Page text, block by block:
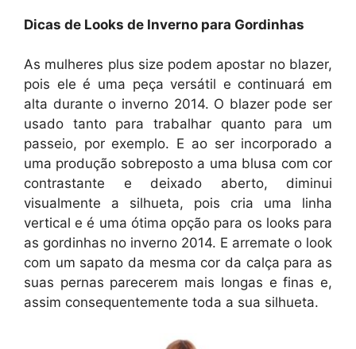
Dicas de Looks de Inverno para Gordinhas
As mulheres plus size podem apostar no blazer,
pois ele é uma peça versátil e continuará em
alta durante o inverno 2014. O blazer pode ser
usado tanto para trabalhar quanto para um
passeio, por exemplo. E ao ser incorporado a
uma produção sobreposto a uma blusa com cor
contrastante e deixado aberto, diminui
visualmente a silhueta, pois cria uma linha
vertical e é uma ótima opção para os looks para
as gordinhas no inverno 2014. E arremate o look
com um sapato da mesma cor da calça para as
suas pernas parecerem mais longas e finas e,
assim consequentemente toda a sua silhueta.